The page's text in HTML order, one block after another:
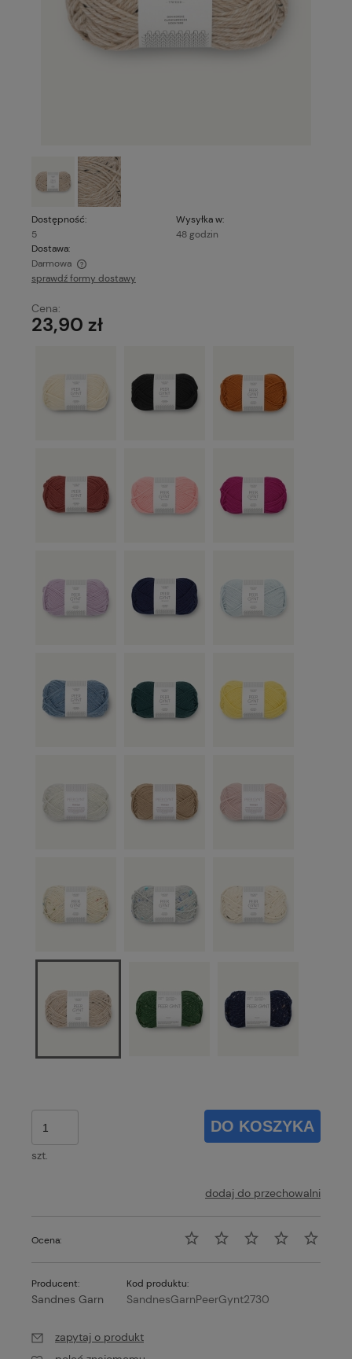
Dostępność:
5
Wysyłka w:
48 godzin
Dostawa:
Darmowa
Cena nie zawiera ewentualnych kosztów płatności
sprawdź formy dostawy
Cena:
23,90 zł
szt.
DO KOSZYKA
dodaj do przechowalni
Ocena:
Producent:
Sandnes Garn
Kod produktu:
SandnesGarnPeerGynt2730
zapytaj o produkt